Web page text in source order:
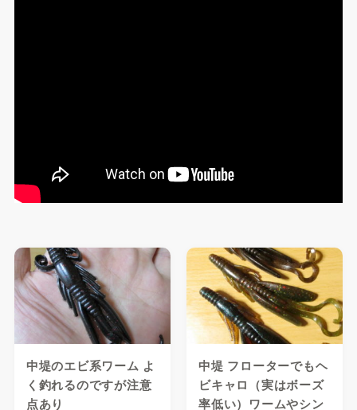
中堤のエビ系ワーム よ
く釣れるのですが注意
点あり
中堤 フローターでもヘ
ビキャロ（実はボーズ
率低い）ワームやシン